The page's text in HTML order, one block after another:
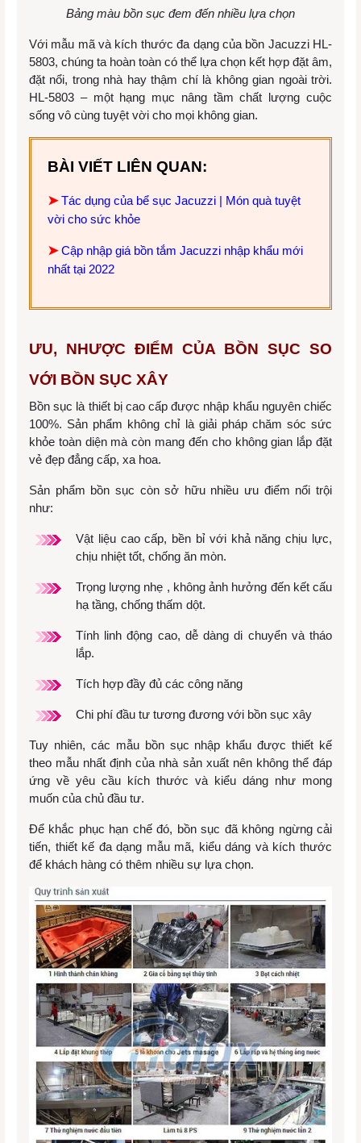
Bảng màu bồn sục đem đến nhiều lựa chọn
Với mẫu mã và kích thước đa dạng của bồn Jacuzzi HL-
5803, chúng ta hoàn toàn có thể lựa chọn kết hợp đặt âm,
đặt nổi, trong nhà hay thậm chí là không gian ngoài trời.
HL-5803 – một hạng mục nâng tầm chất lượng cuộc
sống vô cùng tuyệt vời cho mọi không gian.
BÀI VIẾT LIÊN QUAN:
➤Tác dụng của bể sục Jacuzzi | Món quà tuyệt
vời cho sức khỏe
➤Cập nhập giá bồn tắm Jacuzzi nhập khẩu mới
nhất tại 2022
ƯU, NHƯỢC ĐIỂM CỦA BỒN SỤC SO
VỚI BỒN SỤC XÂY
Bồn sục là thiết bị cao cấp được nhập khẩu nguyên chiếc
100%. Sản phẩm không chỉ là giải pháp chăm sóc sức
khỏe toàn diện mà còn mang đến cho không gian lắp đặt
vẻ đẹp đẳng cấp, xa hoa.
Sản phẩm bồn sục còn sở hữu nhiều ưu điểm nổi trội
như:
Vật liệu cao cấp, bền bỉ với khả năng chịu lực,
chịu nhiệt tốt, chống ăn mòn.
Trọng lượng nhẹ , không ảnh hưởng đến kết cấu
hạ tầng, chống thấm dột.
Tính linh động cao, dễ dàng di chuyển và tháo
lắp.
Tích hợp đầy đủ các công năng
Chi phí đầu tư tương đương với bồn sục xây
Tuy nhiên, các mẫu bồn sục nhập khẩu được thiết kế
theo mẫu nhất định của nhà sản xuất nên không thể đáp
ứng về yêu cầu kích thước và kiểu dáng như mong
muốn của chủ đầu tư.
Để khắc phục hạn chế đó, bồn sục đã không ngừng cải
tiến, thiết kế đa dạng mẫu mã, kiểu dáng và kích thước
để khách hàng có thêm nhiều sự lựa chọn.